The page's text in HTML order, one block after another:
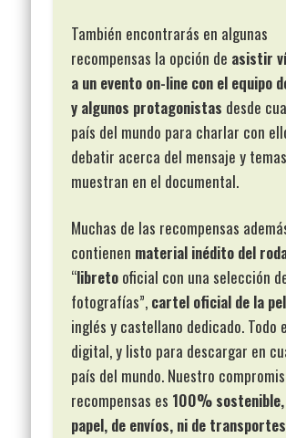
También encontrarás en algunas
recompensas la opción de asistir
a un evento on-line con el equipo
y algunos protagonistas desde
país del mundo para charlar con
debatir acerca del mensaje y
muestran en el documental.
Muchas de las recompensas
contienen material inédito del
“libreto oficial con una selección
fotografías”, cartel oficial de la
inglés y castellano dedicado. Todo
digital, y listo para descargar en
país del mundo. Nuestro
recompensas es 100% sostenible,
papel, de envíos, ni de